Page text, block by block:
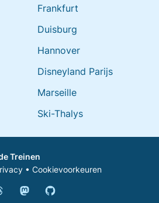
Frankfurt
Duisburg
Hannover
Disneyland Parijs
Marseille
Ski-Thalys
Treinen
• Cookievoorkeuren